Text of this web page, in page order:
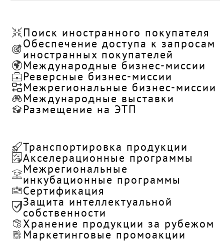
Поиск иностранного покупателя
Обеспечение доступа к запросам
иностранных покупателей
Международные бизнес-миссии
Реверсные бизнес-миссии
Межрегиональные бизнес-миссии
Международные выставки
Размещение на ЭТП
Транспортировка продукции
Акселерационные программы
Межрегиональные
инкубационные программы
Сертификация
Защита интеллектуальной
собственности
Хранение продукции за рубежом
Маркетинговые промоакции